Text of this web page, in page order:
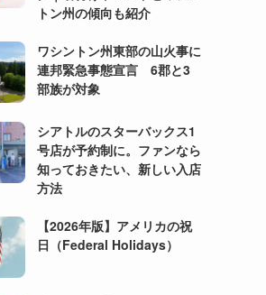
トン州の傾向も紹介
ワシントン州東部の山火事に
連邦緊急事態宣言 6郡と3
部族が対象
シアトルのスターバックス1
号店が予約制に。ファンなら
知っておきたい、新しい入店
方法
【2026年版】アメリカの祝
日（Federal Holidays）